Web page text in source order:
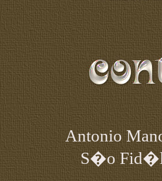
Antonio
S�o